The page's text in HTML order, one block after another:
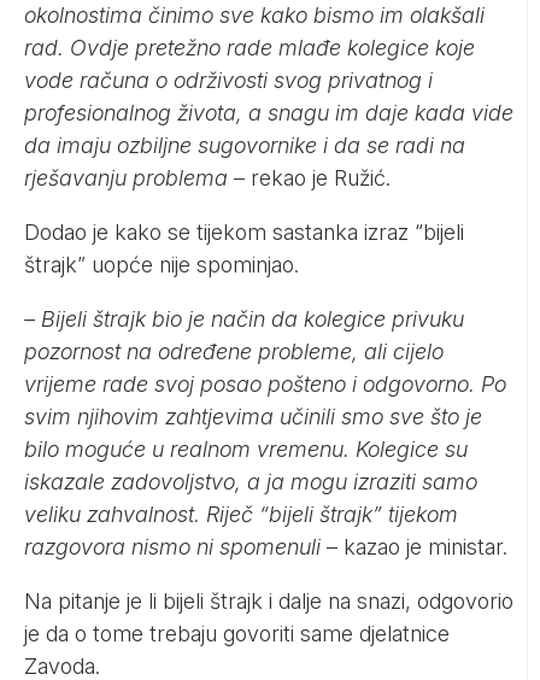
okolnostima činimo sve kako bismo im olakšali
rad. Ovdje pretežno rade mlađe kolegice koje
vode računa o održivosti svog privatnog i
profesionalnog života, a snagu im daje kada vide
da imaju ozbiljne sugovornike i da se radi na
rješavanju problema – rekao je Ružić.
Dodao je kako se tijekom sastanka izraz “bijeli
štrajk” uopće nije spominjao.
– Bijeli štrajk bio je način da kolegice privuku
pozornost na određene probleme, ali cijelo
vrijeme rade svoj posao pošteno i odgovorno. Po
svim njihovim zahtjevima učinili smo sve što je
bilo moguće u realnom vremenu. Kolegice su
iskazale zadovoljstvo, a ja mogu izraziti samo
veliku zahvalnost. Riječ “bijeli štrajk” tijekom
razgovora nismo ni spomenuli – kazao je ministar.
Na pitanje je li bijeli štrajk i dalje na snazi, odgovorio
je da o tome trebaju govoriti same djelatnice
Zavoda.